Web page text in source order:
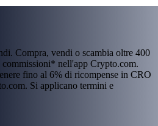
Compra, vendi o scambia oltre 400
commissioni* nell'app Crypto.com.
fino al 6% di ricompense in CRO
Si applicano termini e